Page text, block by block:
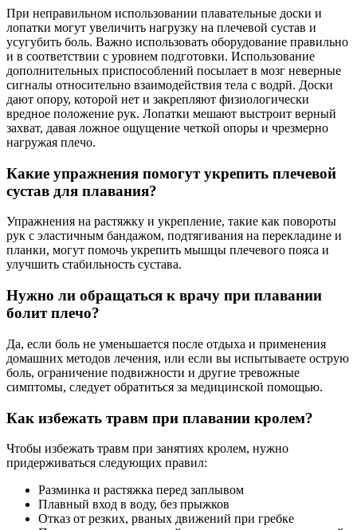
При неправильном использовании плавательные доски и
лопатки могут увеличить нагрузку на плечевой сустав и
усугубить боль. Важно использовать оборудование правильно
и в соответствии с уровнем подготовки. Использование
дополнительных приспособлений посылает в мозг неверные
сигналы относительно взаимодействия тела с водрй. Доски
дают опору, которой нет и закрепляют физиологически
вредное положение рук. Лопатки мешают выстроит верный
захват, давая ложное ощущение четкой опоры и чрезмерно
нагружая плечо.
Какие упражнения помогут укрепить плечевой
сустав для плавания?
Упражнения на растяжку и укрепление, такие как повороты
рук с эластичным бандажом, подтягивания на перекладине и
планки, могут помочь укрепить мышцы плечевого пояса и
улучшить стабильность сустава.
Нужно ли обращаться к врачу при плавании
болит плечо?
Да, если боль не уменьшается после отдыха и применения
домашних методов лечения, или если вы испытываете острую
боль, ограничение подвижности и другие тревожные
симптомы, следует обратиться за медицинской помощью.
Как избежать травм при плавании кролем?
Чтобы избежать травм при занятиях кролем, нужно
придерживаться следующих правил:
Разминка и растяжка перед заплывом
Плавный вход в воду, без прыжков
Отказ от резких, рваных движений при гребке